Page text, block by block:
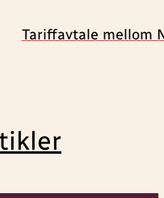
Tariffavtale mellom